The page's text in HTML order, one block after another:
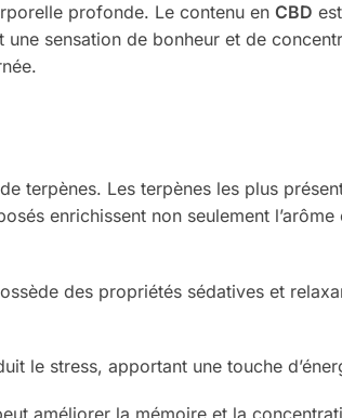
profonde. Le contenu en CBD
sensation de bonheur et de
terpènes. Les terpènes les plus
enrichissent non seulement
des propriétés sédatives et
le stress, apportant une touche